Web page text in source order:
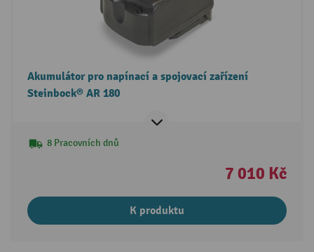
Akumulátor pro napínací a spojovací zařízení
Steinbock® AR 180
8 Pracovních dnů
7 010 Kč
K produktu